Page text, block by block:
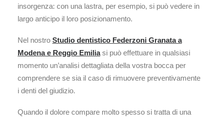
insorgenza: con una lastra, per esempio, si può vedere in
largo anticipo il loro posizionamento.
Nel nostro Studio dentistico Federzoni Granata a
Modena e Reggio Emiliasi può effettuare in qualsiasi
momento un’analisi dettagliata della vostra bocca per
comprendere se sia il caso di rimuovere preventivamente
i denti del giudizio.
Quando il dolore compare molto spesso si tratta di una